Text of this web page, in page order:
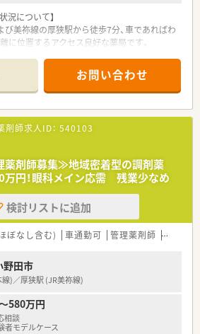
環境があるため、中途入社の方も馴染みやす
数名体制で配置されており、薬剤師が本来の
るよう、店舗全体で連携を密に取っていま
況について】
美祢線の厚狭駅から徒歩7分、車であればわ
に位置するアクセス良好な薬局です。
1日平均80枚の処方箋を受け付けています。
テラン層を中心に男性1名、女性2名の計3名
務スタッフ2名と協力して運営しています。
人物像について】
伴う急募案件となっており、即戦力として現
る経験者の方を積極的に採用しておりま
がある方の相談も可能ですが、特に周辺店舗
大切にできる協調性のある方を求めていま
域に根ざして長く働きたい方や、患者様との
ニケーションを大切にしたい方に最適な環境
】
島、関東、九州へと全国に30店舗以上を展開
みならず教育や多角的な事業を行う安定企業で
くるみん」認定を受けるなど、子育て応援企
働きやすい職場づくりを全社で推進していま
お問い合わせ
剤師求人ID： 540103
薬剤師募集≫地域密着型の調剤薬
円！眼科メイン応需 残業少なめ
検討リストに追加
ぼなし含む) 車通勤可 管理薬剤師 シフト
野田市
)／厚狭駅 (JR美祢線)
580万円
相談
モデルケース